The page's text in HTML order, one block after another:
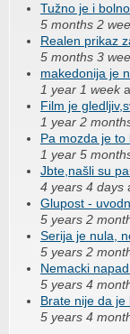
Tužno je i
5 months 2
Realen prikaz
5 months 3
makedonija je
1 year 1 week
Film je
1 year 2
Pa mozda je to
1 year 5
Jbte,našli su
4 years 4 days
Glupost -
5 years 2
Serija je nula,
5 years 2
Nemacki
5 years 4
Brate nije da je
5 years 4